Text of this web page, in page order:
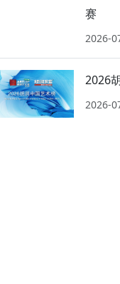
赛
2026-
2026
2026-